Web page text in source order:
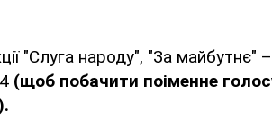
"Слуга народу", "За майбутнє"
(щоб побачити поіменне